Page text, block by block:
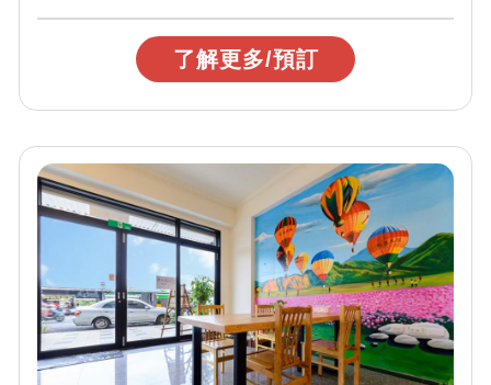
了解更多/預訂